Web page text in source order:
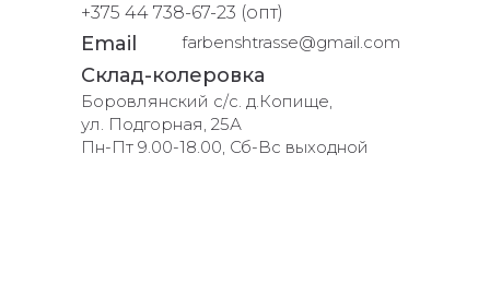
Email farbenshtrasse@gmail.com
Склад-колеровка
Боровлянский с/с. д.Копище,
ул. Подгорная, 25А
Пн-Пт 9.00-18.00, Сб-Вс выходной
+375 44 738-67-23 (опт)